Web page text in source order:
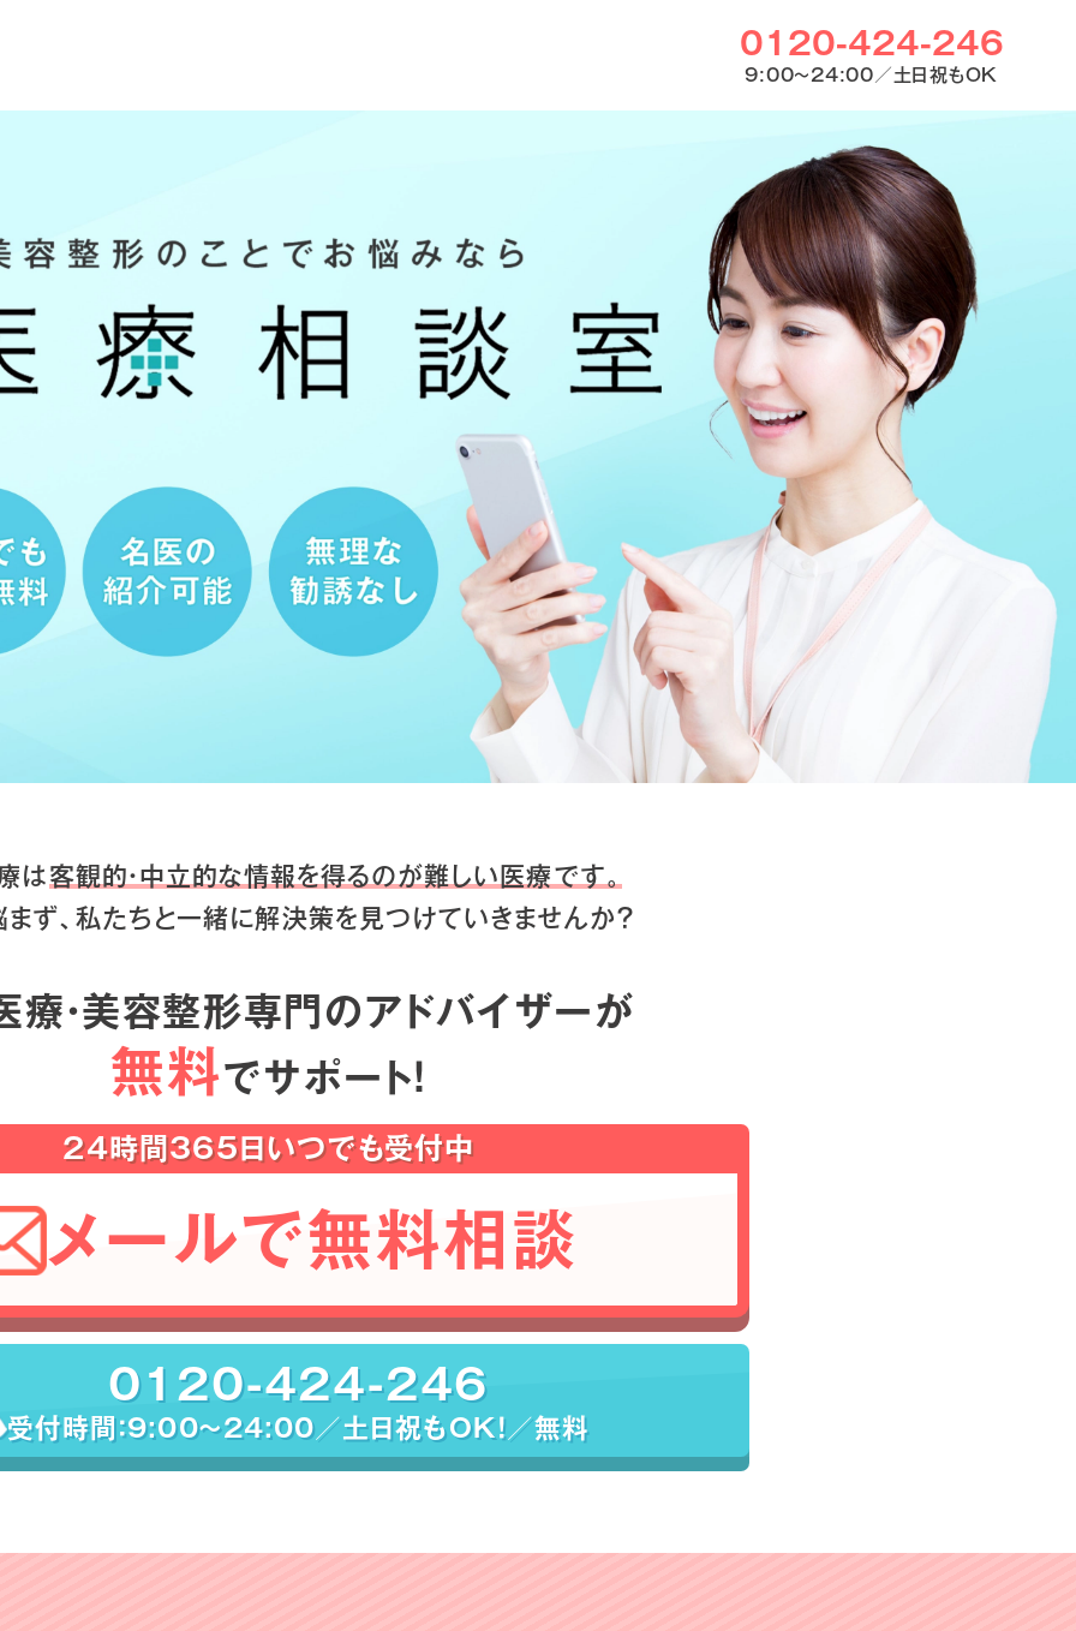
0120-424-246
9:00〜24:00／土日祝もOK
は客観的・中立的な情報を得るのが難しい医療です。
ず、私たちと一緒に解決策を見つけていきませんか？
療・美容整形専門のアドバイザーが
無料でサポート！
24時間365日いつでも受付中
メールで無料相談
0120-424-246
受付時間：9:00〜24:00／土日祝もOK！／無料